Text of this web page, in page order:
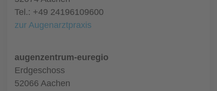
Tel.: +49 24196109600
zur Augenarztpraxis
augenzentrum-euregio
Erdgeschoss
52066 Aachen